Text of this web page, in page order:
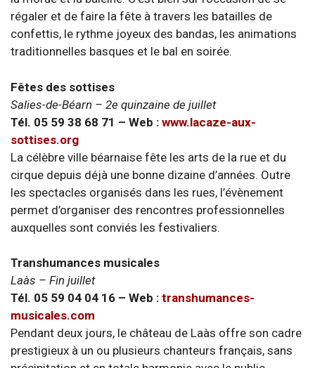
régaler et de faire la fête à travers les batailles de
confettis, le rythme joyeux des bandas, les animations
traditionnelles basques et le bal en soirée.
Fêtes des sottises
Salies-de-Béarn – 2e quinzaine de juillet
Tél. 05 59 38 68 71 – Web : www.lacaze-aux-
sottises.org
La célèbre ville béarnaise fête les arts de la rue et du
cirque depuis déjà une bonne dizaine d’années. Outre
les spectacles organisés dans les rues, l’évènement
permet d’organiser des rencontres professionnelles
auxquelles sont conviés les festivaliers.
Transhumances musicales
Laàs – Fin juillet
Tél. 05 59 04 04 16 – Web : transhumances-
musicales.com
Pendant deux jours, le château de Laàs offre son cadre
prestigieux à un ou plusieurs chanteurs français, sans